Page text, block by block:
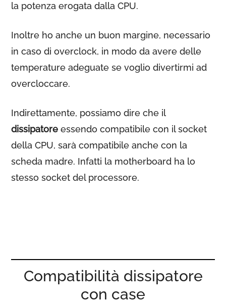
la potenza erogata dalla CPU.
Inoltre ho anche un buon margine, necessario
in caso di overclock, in modo da avere delle
temperature adeguate se voglio divertirmi ad
overcloccare.
Indirettamente, possiamo dire che il
dissipatore essendo compatibile con il socket
della CPU, sarà compatibile anche con la
scheda madre. Infatti la motherboard ha lo
stesso socket del processore.
Compatibilità dissipatore
con case